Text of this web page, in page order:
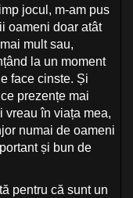
jocul, m-am pus
oameni doar atât
mult sau,
la un moment
face cinste. Și
prezențe mai
vreau în viața mea,
numai de oameni
și bun de
pentru că sunt un